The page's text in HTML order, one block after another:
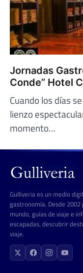
Jornadas
Conde” Hotel
Cuando los días
lienzo
momento…
Gulliveria es un medio
gastronomía. Desde
mundo, guías de viaje e
escapadas, descubrir
viaje.